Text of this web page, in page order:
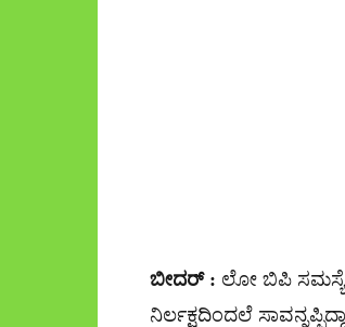
ಬೀದರ್ : ಲೋ ಬಿಪಿ
ನಿರ್ಲಕ್ಷದಿಂದಲೆ